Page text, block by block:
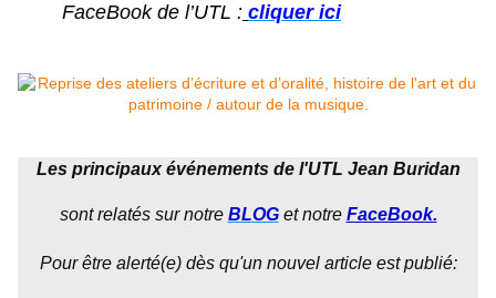
FaceBook de l’UTL : cliquer ici
Les principaux événements de l'UTL Jean Buridan
sont relatés sur notre BLOG et notre FaceBook.
Pour être alerté(e) dès qu'un nouvel article est publié: